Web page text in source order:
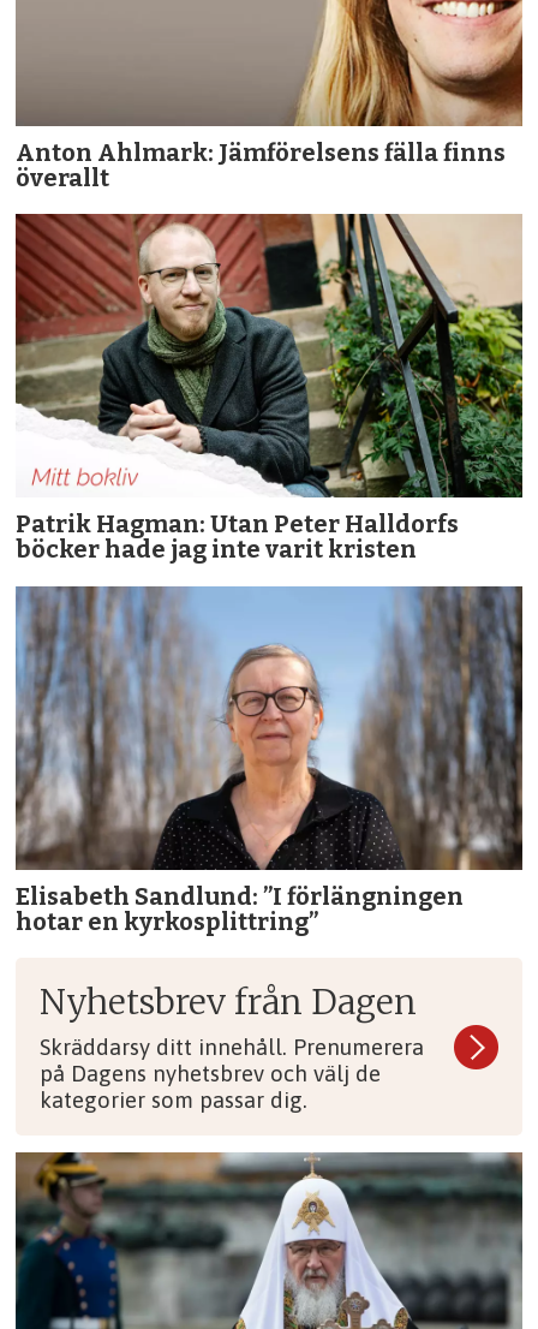
Anton Ahlmark: Jämförelsens fälla finns
överallt
Patrik Hagman: Utan Peter Halldorfs
böcker hade jag inte varit kristen
Elisabeth Sandlund: ”I förlängningen
hotar en kyrkosplittring”
Nyhetsbrev från Dagen
Skräddarsy ditt innehåll. Prenumerera
på Dagens nyhetsbrev och välj de
kategorier som passar dig.